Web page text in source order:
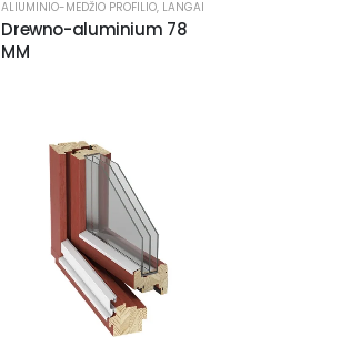
ALIUMINIO-MEDŽIO PROFILIO, LANGAI
Drewno-aluminium 78
MM